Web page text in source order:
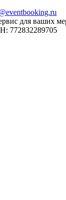
для ваших
772832289705